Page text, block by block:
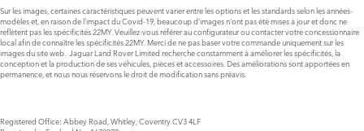
Sur les images, certaines caractéristiques peuvent varier entre les options et les standards selon les années-
modèles et, en raison de l'impact du Covid-19, beaucoup d’images n'ont pas été mises à jour et donc ne
reflètent pas les spécificités 22MY. Veuillez-vous référer au configurateur ou contacter votre concessionnaire
local afin de connaître les spécificités 22MY. Merci de ne pas baser votre commande uniquement sur les
images du site web. Jaguar Land Rover Limited recherche constamment à améliorer les spécificités, la
conception et la production de ses véhicules, pièces et accessoires. Des améliorations sont apportées en
permanence, et nous nous réservons le droit de modification sans préavis.
Registered Office: Abbey Road, Whitley, Coventry CV3 4LF